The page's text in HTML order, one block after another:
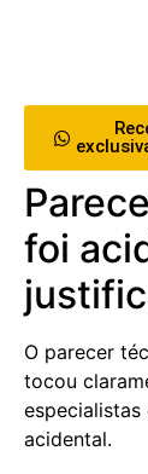
foi
O parecer
tocou
acidental.